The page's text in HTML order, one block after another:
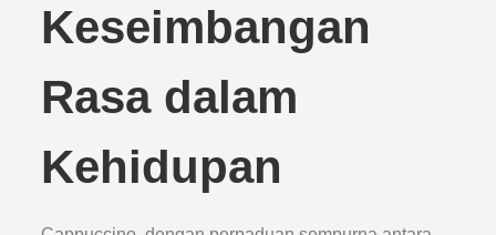
Keseimbangan
Rasa dalam
Kehidupan